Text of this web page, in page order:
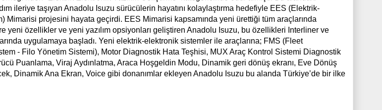
ileriye taşıyan Anadolu Isuzu sürücülerin hayatını kolaylaştırma hedefiyle EES (Elektrik-
Mimarisi projesini hayata geçirdi. EES Mimarisi kapsamında yeni ürettiği tüm araçlarında
yeni özellikler ve yeni yazılım opsiyonları geliştiren Anadolu Isuzu, bu özellikleri Interliner ve
uygulamaya başladı. Yeni elektrik-elektronik sistemler ile araçlarına; FMS (Fleet
- Filo Yönetim Sistemi), Motor Diagnostik Hata Teşhisi, MUX Araç Kontrol Sistemi Diagnostik
Puanlama, Viraj Aydınlatma, Araca Hoşgeldin Modu, Dinamik geri dönüş ekranı, Eve Dönüş
Dinamik Ana Ekran, Voice gibi donanımlar ekleyen Anadolu Isuzu bu alanda Türkiye’de bir ilke